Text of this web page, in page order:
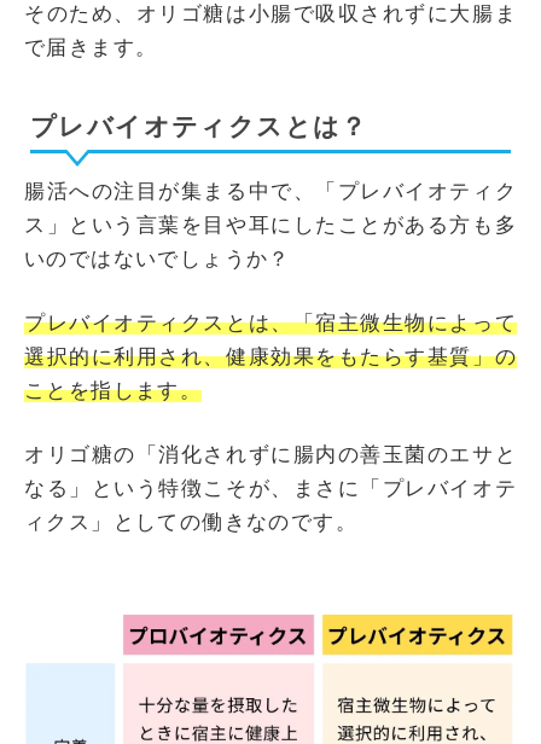
そのため、オリゴ糖は小腸で吸収されずに大腸ま
で届きます。
プレバイオティクスとは？
腸活への注目が集まる中で、「プレバイオティク
ス」という言葉を目や耳にしたことがある方も多
いのではないでしょうか？
プレバイオティクスとは、「宿主微生物によって
選択的に利用され、健康効果をもたらす基質」の
ことを指します。
オリゴ糖の「消化されずに腸内の善玉菌のエサと
なる」という特徴こそが、まさに「プレバイオテ
ィクス」としての働きなのです。